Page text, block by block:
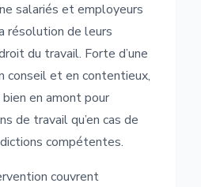
salariés et employeurs
résolution de leurs
du travail. Forte d’une
conseil et en contentieux,
en amont pour
de travail qu’en cas de
compétentes.
couvrent